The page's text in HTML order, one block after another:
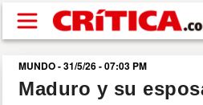
Pasar al contenido principal
buscar
MUNDO - 31/5/26 - 07:03 PM
Maduro y su